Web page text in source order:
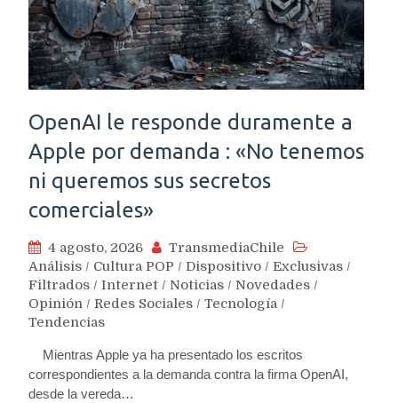
OpenAI le responde duramente a
Apple por demanda : «No tenemos
ni queremos sus secretos
comerciales»
4 agosto, 2026
TransmediaChile
Análisis / Cultura POP / Dispositivo / Exclusivas /
Filtrados / Internet / Noticias / Novedades /
Opinión / Redes Sociales / Tecnología /
Tendencias
Mientras Apple ya ha presentado los escritos
correspondientes a la demanda contra la firma OpenAI,
desde la vereda…